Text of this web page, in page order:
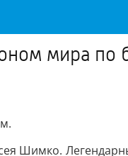
мира по
Шимко.